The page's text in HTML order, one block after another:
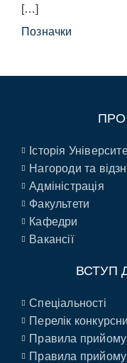
[…]
Позначки
ПРО
Історія
Нагороди та
Адміністрація
Факультети
Кафедри
Вакансії
ВСТУП
Спеціальності
Перелік
Правила прийому
Правила